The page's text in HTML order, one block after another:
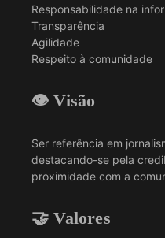
Responsabilidade na
Transparência
Agilidade
Respeito à comunidade
👁️ Visão
Ser referência em
destacando-se pela
proximidade com a
🤝 Valores